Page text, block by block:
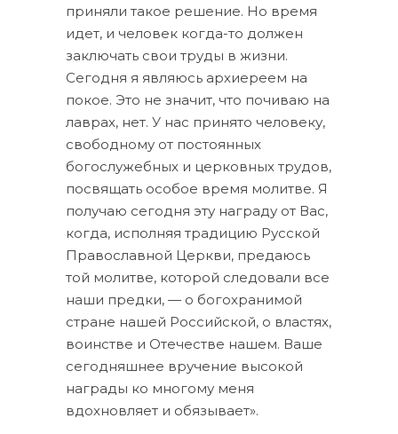
приняли такое решение. Но время
идет, и человек когда-то должен
заключать свои труды в жизни.
Сегодня я являюсь архиереем на
покое. Это не значит, что почиваю на
лаврах, нет. У нас принято человеку,
свободному от постоянных
богослужебных и церковных трудов,
посвящать особое время молитве. Я
получаю сегодня эту награду от Вас,
когда, исполняя традицию Русской
Православной Церкви, предаюсь
той молитве, которой следовали все
наши предки, — о богохранимой
стране нашей Российской, о властях,
воинстве и Отечестве нашем. Ваше
сегодняшнее вручение высокой
награды ко многому меня
вдохновляет и обязывает».